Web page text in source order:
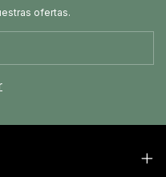
ofertas.